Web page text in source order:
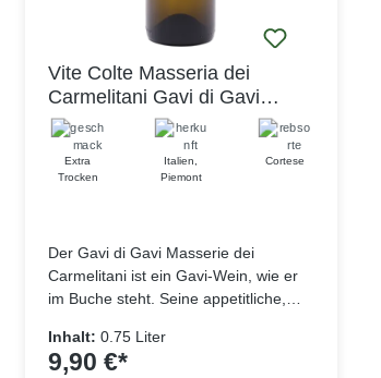
Vite Colte Masseria dei
Carmelitani Gavi di Gavi
DOCG 2025
Extra
Trocken
Italien
Piemont
Cortese
Der Gavi di Gavi Masserie dei
Carmelitani ist ein Gavi-Wein, wie er
im Buche steht. Seine appetitliche,
hellgrünen Reflexen. Die frische Note
der Optik setzt sich in der Nase fort:
Inhalt: 0.75 Liter
9,90 €*